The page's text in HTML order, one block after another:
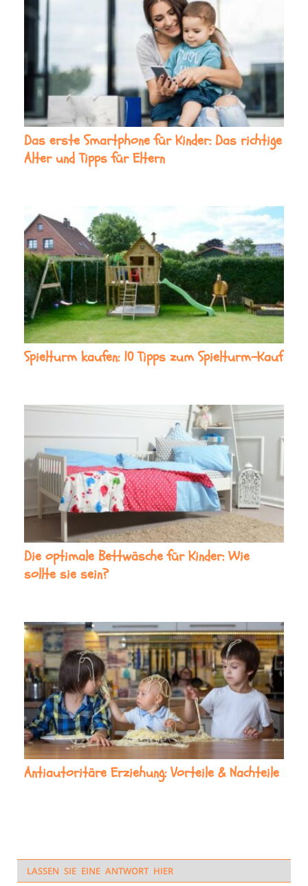
Das erste Smartphone für Kinder: Das richtige
Alter und Tipps für Eltern
Spielturm kaufen: 10 Tipps zum Spielturm-Kauf
Die optimale Bettwäsche für Kinder: Wie
sollte sie sein?
Antiautoritäre Erziehung: Vorteile & Nachteile
LASSEN SIE EINE ANTWORT HIER